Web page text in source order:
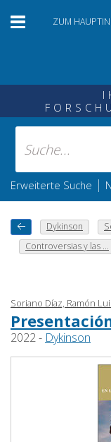
ZUM
Erweiterte Suche |
Dykinson
Controversias y las ...
Soriano Díaz, Ramón
2022 - Dykinson